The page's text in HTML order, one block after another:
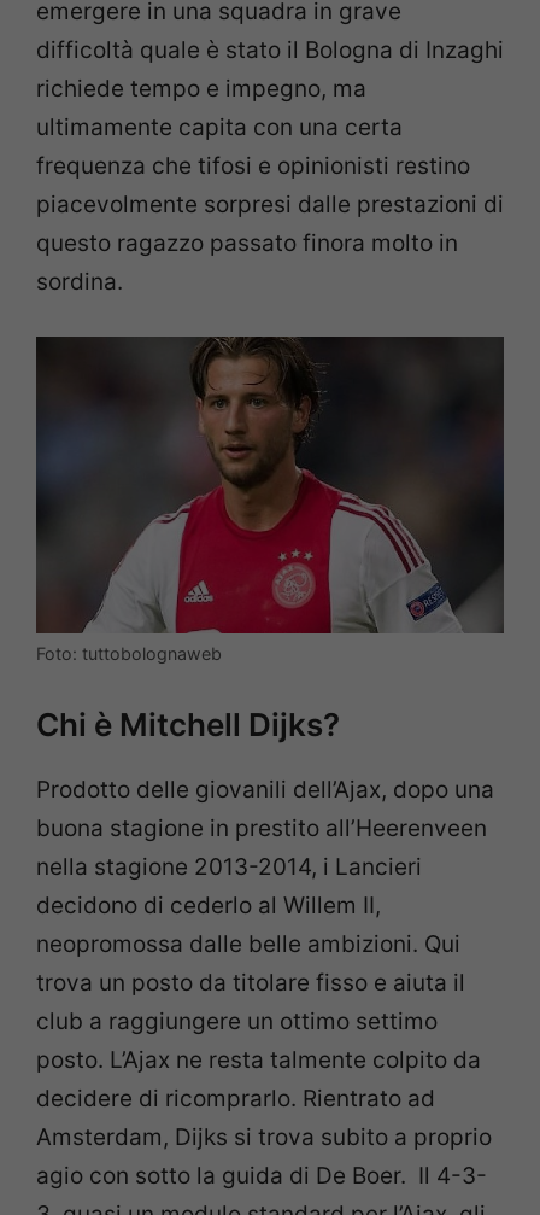
emergere in una squadra in grave
difficoltà quale è stato il Bologna di Inzaghi
richiede tempo e impegno, ma
ultimamente capita con una certa
frequenza che tifosi e opinionisti restino
piacevolmente sorpresi dalle prestazioni di
questo ragazzo passato finora molto in
sordina.
Foto: tuttobolognaweb
Chi è Mitchell Dijks?
Prodotto delle giovanili dell’Ajax, dopo una
buona stagione in prestito all’Heerenveen
nella stagione 2013-2014, i Lancieri
decidono di cederlo al Willem II,
neopromossa dalle belle ambizioni. Qui
trova un posto da titolare fisso e aiuta il
club a raggiungere un ottimo settimo
posto. L’Ajax ne resta talmente colpito da
decidere di ricomprarlo. Rientrato ad
Amsterdam, Dijks si trova subito a proprio
agio con sotto la guida di De Boer. Il 4-3-